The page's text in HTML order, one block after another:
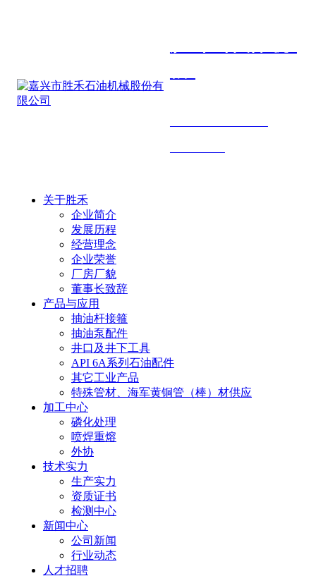
关于胜禾
企业简介
发展历程
经营理念
企业荣誉
厂房厂貌
董事长致辞
产品与应用
抽油杆接箍
抽油泵配件
井口及井下工具
API 6A系列石油配件
其它工业产品
特殊管材、海军黄铜管（棒）材供应
加工中心
磷化处理
喷焊重熔
外协
技术实力
生产实力
资质证书
检测中心
新闻中心
公司新闻
行业动态
人才招聘